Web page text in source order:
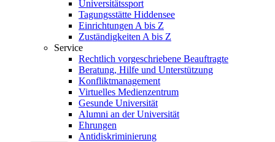
Universitätssport
Tagungsstätte Hiddensee
Einrichtungen A bis Z
Zuständigkeiten A bis Z
Service
Rechtlich vorgeschriebene Beauftragte
Beratung, Hilfe und Unterstützung
Konfliktmanagement
Virtuelles Medienzentrum
Gesunde Universität
Alumni an der Universität
Ehrungen
Antidiskriminierung